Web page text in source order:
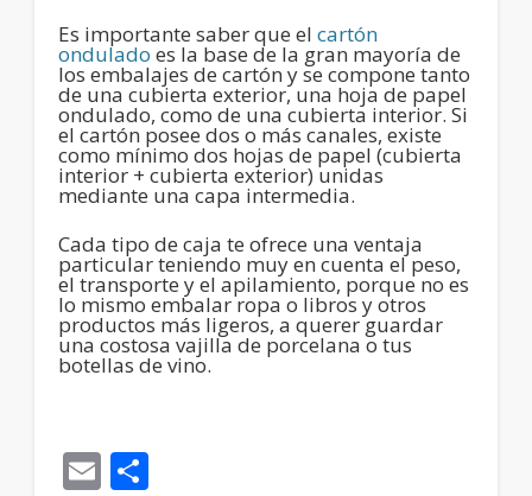
Es importante saber que el cartón
ondulado es la base de la gran mayoría de
los embalajes de cartón y se compone tanto
de una cubierta exterior, una hoja de papel
ondulado, como de una cubierta interior. Si
el cartón posee dos o más canales, existe
como mínimo dos hojas de papel (cubierta
interior + cubierta exterior) unidas
mediante una capa intermedia.
Cada tipo de caja te ofrece una ventaja
particular teniendo muy en cuenta el peso,
el transporte y el apilamiento, porque no es
lo mismo embalar ropa o libros y otros
productos más ligeros, a querer guardar
una costosa vajilla de porcelana o tus
botellas de vino.
EmailCompartir
PPWR: